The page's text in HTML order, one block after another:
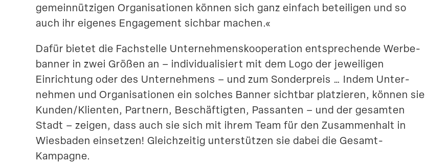
gemein­nüt­zigen Organi­sa­tionen können sich ganz einfach betei­ligen und so
auch ihr eigenes Engagement sichbar machen.«
Dafür bietet die Fachstelle Unter­neh­mens­ko­ope­ration entspre­chende Werbe­
banner in zwei Größen an – indivi­dua­li­siert mit dem Logo der jewei­ligen
Einrichtung oder des Unter­nehmens – und zum Sonder­preis … Indem Unter­
nehmen und Organi­sa­tionen ein solches Banner sichtbar platzieren, können sie
Kunden/Klienten, Partnern, Beschäf­tigten, Passanten – und der gesamten
Stadt – zeigen, dass auch sie sich mit ihrem Team für den Zusam­menhalt in
Wiesbaden einsetzen! Gleich­zeitig unter­stützen sie dabei die Gesamt-
Kampagne.